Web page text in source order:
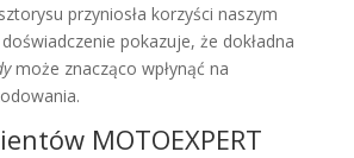
przyniosła korzyści naszym
pokazuje, że dokładna
może znacząco wpłynąć na
MOTOEXPERT